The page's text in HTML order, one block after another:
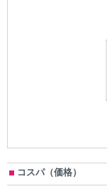
コスパ（価格）